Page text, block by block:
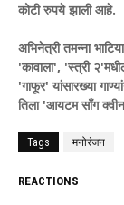
कोटी रुपये झाली आहे.
अभिनेत्री तमन्ना
'कावाला', 'स्त्री
'गाफूर' यांसारख्या
तिला 'आयटम साँग
Tags मनोरंजन
REACTIONS